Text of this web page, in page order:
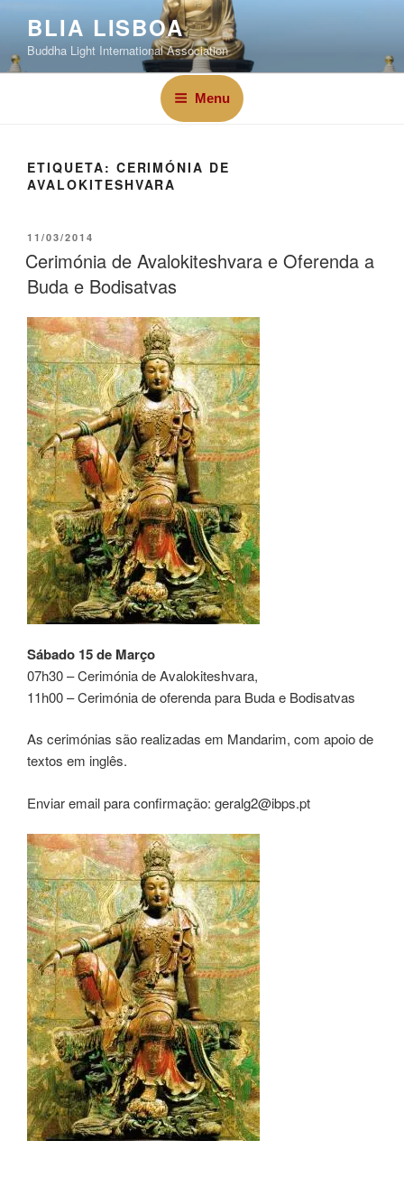
BLIA LISBOA
Buddha Light International Association
Menu
ETIQUETA: CERIMÓNIA DE
AVALOKITESHVARA
11/03/2014
Cerimónia de Avalokiteshvara e Oferenda a
Buda e Bodisatvas
Sábado 15 de Março
07h30 – Cerimónia de Avalokiteshvara,
11h00 – Cerimónia de oferenda para Buda e Bodisatvas
As cerimónias são realizadas em Mandarim, com apoio de
textos em inglês.
Enviar email para confirmação: geralg2@ibps.pt